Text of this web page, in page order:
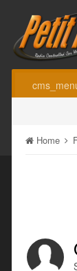
Home